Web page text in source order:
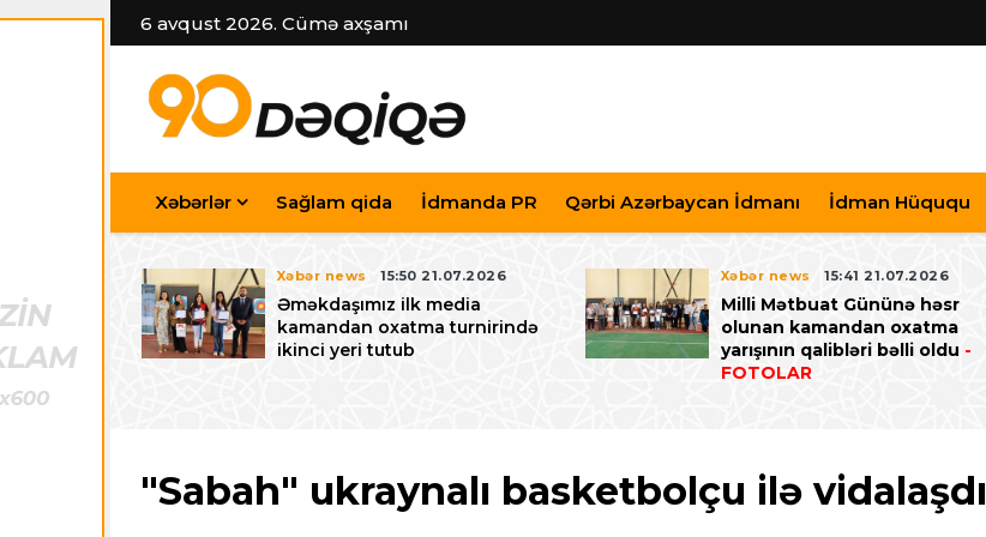
6 avqust 2026. Cümə axşamı
Xəbərlər Sağlam qida İdmanda PR Qərbi Azərbaycan İdmanı İdman Hüququ
U-15
festivalı ilə
Xəbər news 15:50 21.07.2026
Əməkdaşımız ilk media
kamandan oxatma turnirində
ikinci yeri tutub
Xəbər news 15:41 21.07.2026
Milli Mətbuat Gününə həsr
olunan kamandan oxatma
yarışının qalibləri bəlli oldu -
FOTOLAR
"Sabah" ukraynalı basketbolçu ilə vidalaşdı